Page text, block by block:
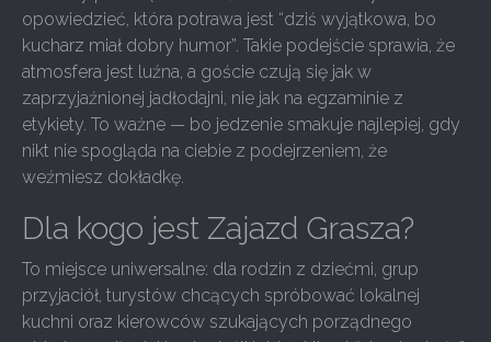
opowiedzieć, która potrawa jest “dziś wyjątkowa, bo
kucharz miał dobry humor”. Takie podejście sprawia, że
atmosfera jest luźna, a goście czują się jak w
zaprzyjaźnionej jadłodajni, nie jak na egzaminie z
etykiety. To ważne — bo jedzenie smakuje najlepiej, gdy
nikt nie spogląda na ciebie z podejrzeniem, że
weźmiesz dokładkę.
Dla kogo jest Zajazd Grasza?
To miejsce uniwersalne: dla rodzin z dziećmi, grup
przyjaciół, turystów chcących spróbować lokalnej
kuchni oraz kierowców szukających porządnego